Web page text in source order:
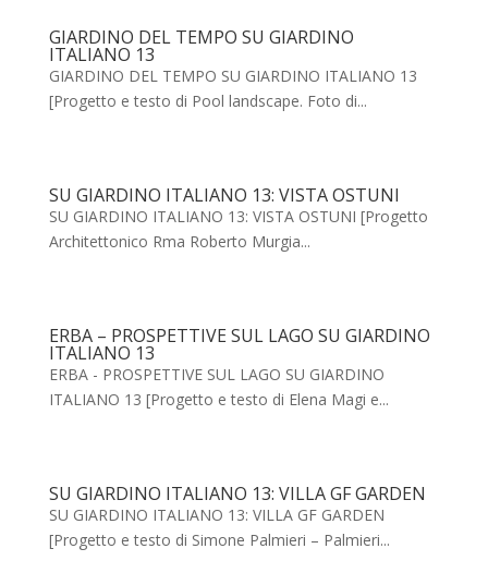
GIARDINO DEL TEMPO SU GIARDINO
ITALIANO 13
GIARDINO DEL TEMPO SU GIARDINO ITALIANO 13
[Progetto e testo di Pool landscape. Foto di...
SU GIARDINO ITALIANO 13: VISTA OSTUNI
SU GIARDINO ITALIANO 13: VISTA OSTUNI [Progetto
Architettonico Rma Roberto Murgia...
ERBA – PROSPETTIVE SUL LAGO SU GIARDINO
ITALIANO 13
ERBA - PROSPETTIVE SUL LAGO SU GIARDINO
ITALIANO 13 [Progetto e testo di Elena Magi e...
SU GIARDINO ITALIANO 13: VILLA GF GARDEN
SU GIARDINO ITALIANO 13: VILLA GF GARDEN
[Progetto e testo di Simone Palmieri – Palmieri...